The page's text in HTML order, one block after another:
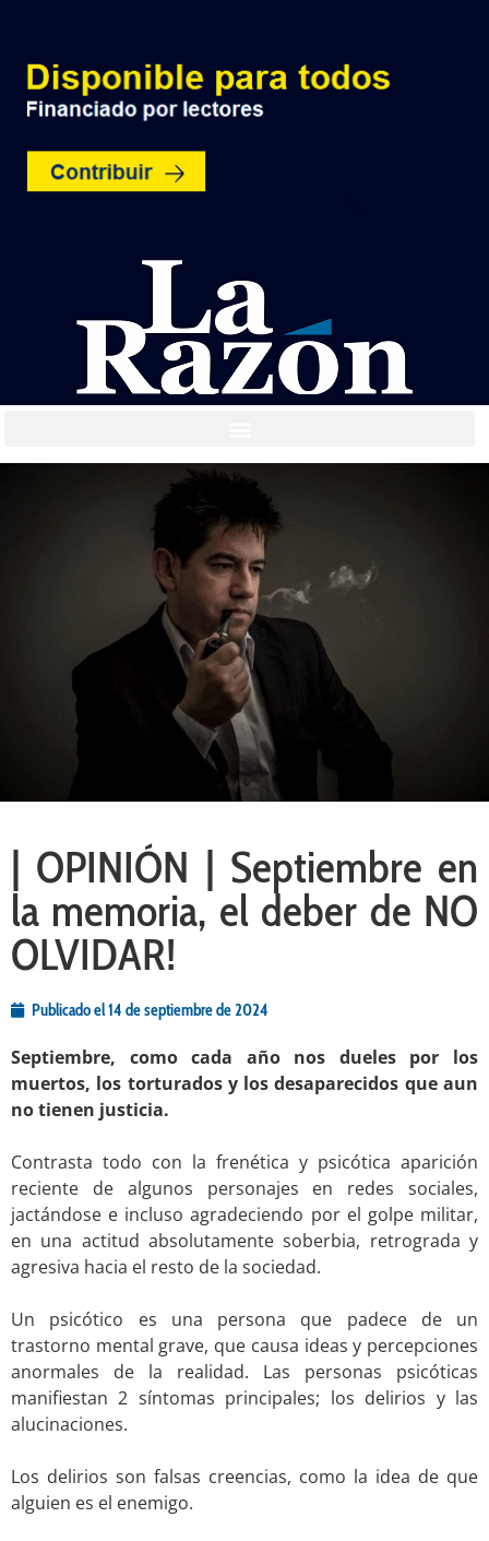
| OPINIÓN | Septiembre en
la memoria, el deber de NO
OLVIDAR!
Publicado el14 de septiembre de 2024
Septiembre, como cada año nos dueles por los
muertos, los torturados y los desaparecidos que aun
no tienen justicia.
Contrasta todo con la frenética y psicótica aparición
reciente de algunos personajes en redes sociales,
jactándose e incluso agradeciendo por el golpe militar,
en una actitud absolutamente soberbia, retrograda y
agresiva hacia el resto de la sociedad.
Un psicótico es una persona que padece de un
trastorno mental grave, que causa ideas y percepciones
anormales de la realidad. Las personas psicóticas
manifiestan 2 síntomas principales; los delirios y las
alucinaciones.
Los delirios son falsas creencias, como la idea de que
alguien es el enemigo.